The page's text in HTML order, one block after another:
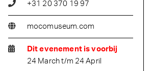
+31 20 370 19 97
mocomuseum.com
Dit evenement is voorbij
24 March t/m 24 April